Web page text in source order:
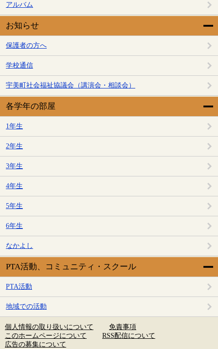
アルバム
お知らせ
保護者の方へ
学校通信
宇美町社会福祉協議会（講演会・相談会）
各学年の部屋
1年生
2年生
3年生
4年生
5年生
6年生
なかよし
PTA活動、コミュニティ・スクール
PTA活動
地域での活動
個人情報の取り扱いについて
免責事項
このホームページについて
RSS配信について
広告の募集について